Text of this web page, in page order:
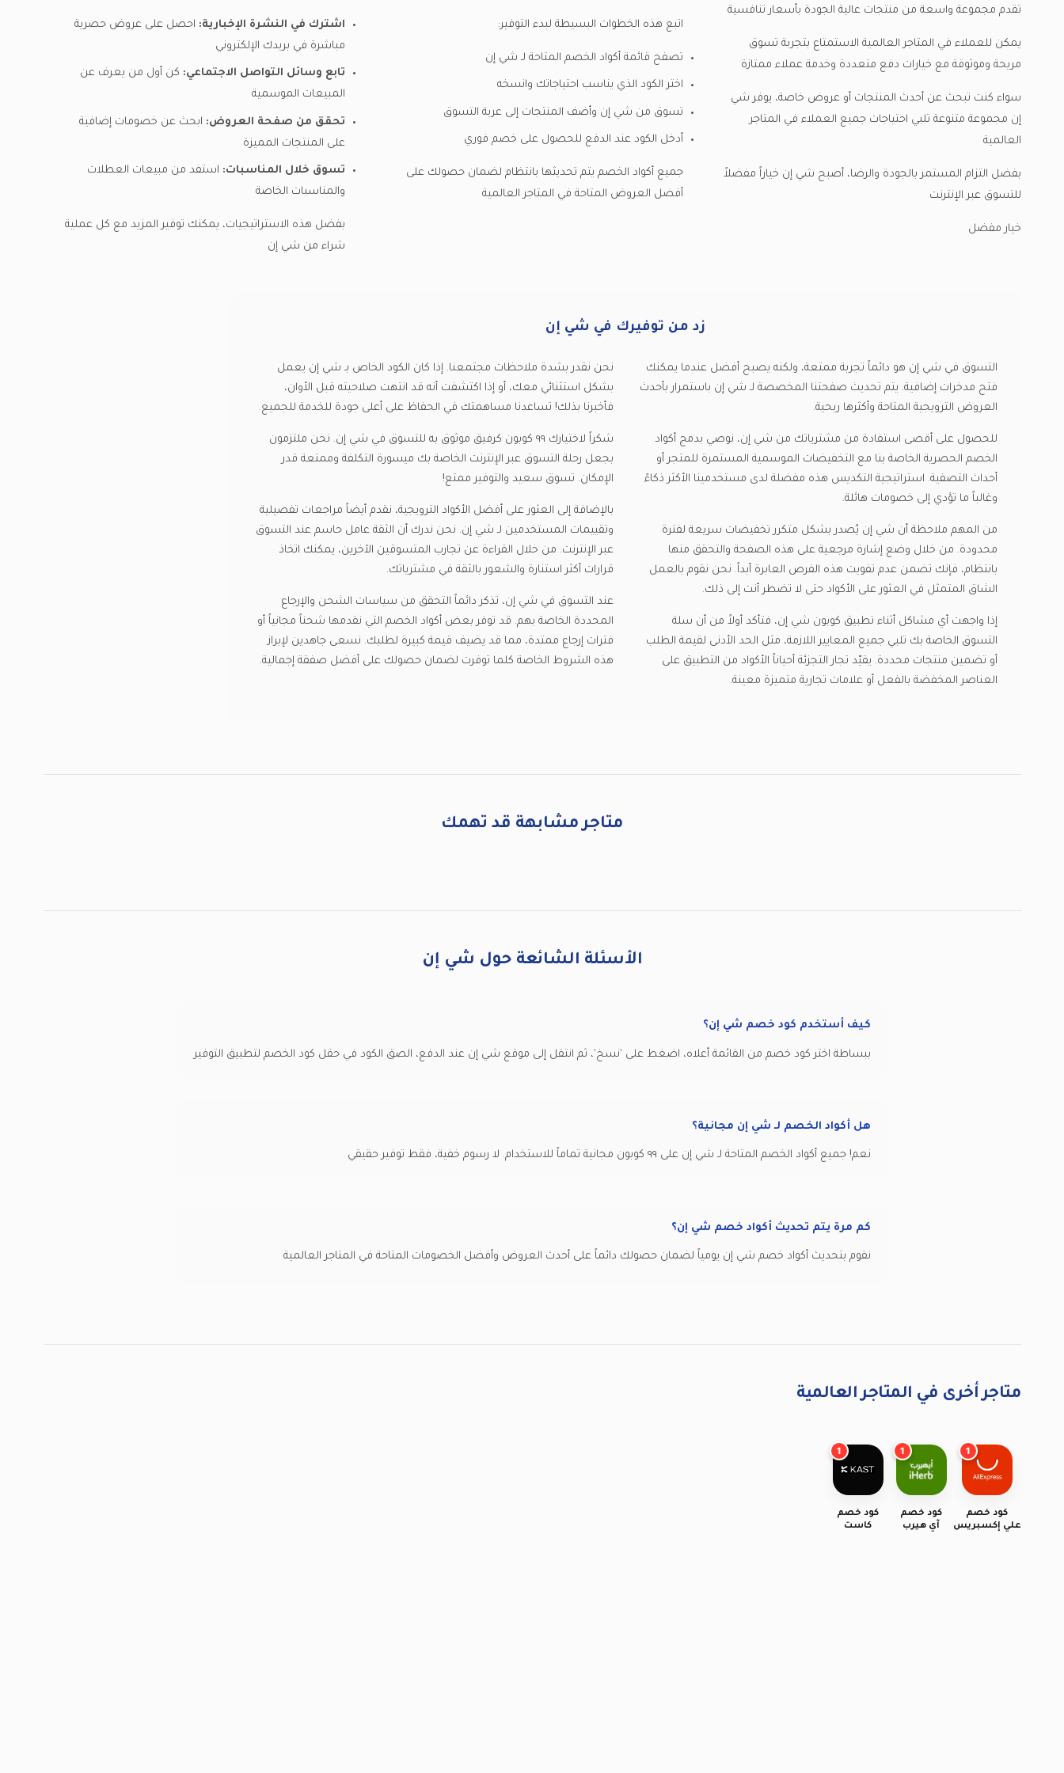
تقدم مجموعة واسعة من منتجات عالية الجودة بأسعار تنافسية
يمكن للعملاء في المتاجر العالمية الاستمتاع بتجربة تسوق
مريحة وموثوقة مع خيارات دفع متعددة وخدمة عملاء ممتازة
سواء كنت تبحث عن أحدث المنتجات أو عروض خاصة، يوفر شي
إن مجموعة متنوعة تلبي احتياجات جميع العملاء في المتاجر
العالمية
بفضل التزام المستمر بالجودة والرضا، أصبح شي إن خياراً مفضلاً
للتسوق عبر الإنترنت
خيار مفضل
اتبع هذه الخطوات البسيطة لبدء التوفير:
تصفح قائمة أكواد الخصم المتاحة لـ شي إن
اختر الكود الذي يناسب احتياجاتك وانسخه
تسوق من شي إن وأضف المنتجات إلى عربة التسوق
أدخل الكود عند الدفع للحصول على خصم فوري
جميع أكواد الخصم يتم تحديثها بانتظام لضمان حصولك على
أفضل العروض المتاحة في المتاجر العالمية
اشترك في النشرة الإخبارية: احصل على عروض حصرية
مباشرة في بريدك الإلكتروني
تابع وسائل التواصل الاجتماعي: كن أول من يعرف عن
المبيعات الموسمية
تحقق من صفحة العروض: ابحث عن خصومات إضافية
على المنتجات المميزة
تسوق خلال المناسبات: استفد من مبيعات العطلات
والمناسبات الخاصة
بفضل هذه الاستراتيجيات، يمكنك توفير المزيد مع كل عملية
شراء من شي إن
زد من توفيرك في شي إن
التسوق في شي إن هو دائماً تجربة ممتعة، ولكنه يصبح أفضل عندما يمكنك
فتح مدخرات إضافية. يتم تحديث صفحتنا المخصصة لـ شي إن باستمرار بأحدث
العروض الترويجية المتاحة وأكثرها ربحية.
للحصول على أقصى استفادة من مشترياتك من شي إن، نوصي بدمج أكواد
الخصم الحصرية الخاصة بنا مع التخفيضات الموسمية المستمرة للمتجر أو
أحداث التصفية. استراتيجية التكديس هذه مفضلة لدى مستخدمينا الأكثر ذكاءً
وغالباً ما تؤدي إلى خصومات هائلة.
من المهم ملاحظة أن شي إن يُصدر بشكل متكرر تخفيضات سريعة لفترة
محدودة. من خلال وضع إشارة مرجعية على هذه الصفحة والتحقق منها
بانتظام، فإنك تضمن عدم تفويت هذه الفرص العابرة أبداً. نحن نقوم بالعمل
الشاق المتمثل في العثور على الأكواد حتى لا تضطر أنت إلى ذلك.
إذا واجهت أي مشاكل أثناء تطبيق كوبون شي إن، فتأكد أولاً من أن سلة
التسوق الخاصة بك تلبي جميع المعايير اللازمة، مثل الحد الأدنى لقيمة الطلب
أو تضمين منتجات محددة. يقيّد تجار التجزئة أحياناً الأكواد من التطبيق على
العناصر المخفضة بالفعل أو علامات تجارية متميزة معينة.
نحن نقدر بشدة ملاحظات مجتمعنا. إذا كان الكود الخاص بـ شي إن يعمل
بشكل استثنائي معك، أو إذا اكتشفت أنه قد انتهت صلاحيته قبل الأوان،
فأخبرنا بذلك! تساعدنا مساهمتك في الحفاظ على أعلى جودة للخدمة للجميع.
شكراً لاختيارك ٩٩ كوبون كرفيق موثوق به للتسوق في شي إن. نحن ملتزمون
بجعل رحلة التسوق عبر الإنترنت الخاصة بك ميسورة التكلفة وممتعة قدر
الإمكان. تسوق سعيد والتوفير ممتع!
بالإضافة إلى العثور على أفضل الأكواد الترويجية، نقدم أيضاً مراجعات تفصيلية
وتقييمات المستخدمين لـ شي إن. نحن ندرك أن الثقة عامل حاسم عند التسوق
عبر الإنترنت. من خلال القراءة عن تجارب المتسوقين الآخرين، يمكنك اتخاذ
قرارات أكثر استنارة والشعور بالثقة في مشترياتك.
عند التسوق في شي إن، تذكر دائماً التحقق من سياسات الشحن والإرجاع
المحددة الخاصة بهم. قد توفر بعض أكواد الخصم التي نقدمها شحناً مجانياً أو
فترات إرجاع ممتدة، مما قد يضيف قيمة كبيرة لطلبك. نسعى جاهدين لإبراز
هذه الشروط الخاصة كلما توفرت لضمان حصولك على أفضل صفقة إجمالية.
متاجر مشابهة قد تهمك
الأسئلة الشائعة حول شي إن
كيف أستخدم كود خصم شي إن؟
ببساطة اختر كود خصم من القائمة أعلاه، اضغط على 'نسخ'، ثم انتقل إلى موقع شي إن عند الدفع، الصق الكود في حقل كود الخصم لتطبيق التوفير
هل أكواد الخصم لـ شي إن مجانية؟
نعم! جميع أكواد الخصم المتاحة لـ شي إن على ٩٩ كوبون مجانية تماماً للاستخدام. لا رسوم خفية، فقط توفير حقيقي
كم مرة يتم تحديث أكواد خصم شي إن؟
نقوم بتحديث أكواد خصم شي إن يومياً لضمان حصولك دائماً على أحدث العروض وأفضل الخصومات المتاحة في المتاجر العالمية
متاجر أخرى في المتاجر العالمية
1
كود خصم
علي إكسبريس
1
كود خصم
آي هيرب
1
كود خصم
كاست